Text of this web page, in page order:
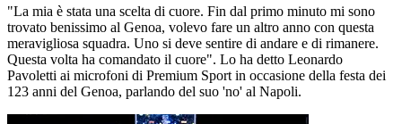
"La mia è stata una scelta di cuore. Fin dal primo minuto mi sono
trovato benissimo al Genoa, volevo fare un altro anno con questa
meravigliosa squadra. Uno si deve sentire di andare e di rimanere.
Questa volta ha comandato il cuore". Lo ha detto Leonardo
Pavoletti ai microfoni di Premium Sport in occasione della festa dei
123 anni del Genoa, parlando del suo 'no' al Napoli.